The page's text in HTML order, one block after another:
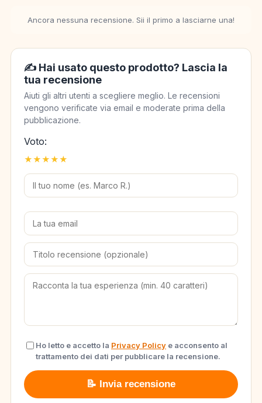
Ancora nessuna recensione. Sii il primo a lasciarne una!
✍️ Hai usato questo prodotto? Lascia la
tua recensione
Aiuti gli altri utenti a scegliere meglio. Le recensioni
vengono verificate via email e moderate prima della
pubblicazione.
Voto:
★
★
★
★
★
Ho letto e accetto la Privacy Policy e acconsento al
trattamento dei dati per pubblicare la recensione.
📝 Invia recensione